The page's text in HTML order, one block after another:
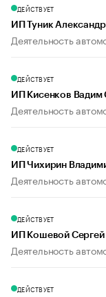
ДЕЙСТВУЕТ
ИП Туник
Деятельность
ДЕЙСТВУЕТ
ИП Кисенков Вадим
Деятельность
ДЕЙСТВУЕТ
ИП Чихирин
Деятельность
ДЕЙСТВУЕТ
ИП Кошевой
Деятельность
ДЕЙСТВУЕТ